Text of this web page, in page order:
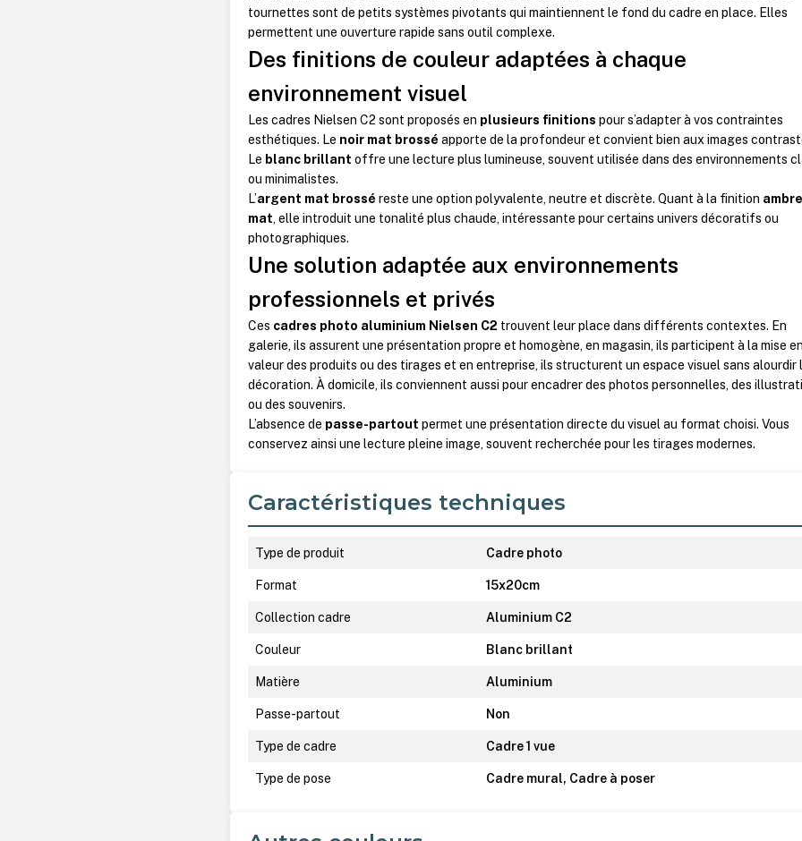
tournettes sont de petits systèmes pivotants qui maintiennent le fond du cadre en place. Elles
permettent une ouverture rapide sans outil complexe.
Des finitions de couleur adaptées à chaque
environnement visuel
Les cadres Nielsen C2 sont proposés en plusieurs finitions pour s’adapter à vos contraintes
esthétiques. Le noir mat brossé apporte de la profondeur et convient bien aux images
Le blanc brillant offre une lecture plus lumineuse, souvent utilisée dans des environnements
ou minimalistes.
L’argent mat brossé reste une option polyvalente, neutre et discrète. Quant à la finition ambre
mat, elle introduit une tonalité plus chaude, intéressante pour certains univers décoratifs ou
photographiques.
Une solution adaptée aux environnements
professionnels et privés
Ces cadres photo aluminium Nielsen C2 trouvent leur place dans différents contextes. En
galerie, ils assurent une présentation propre et homogène, en magasin, ils participent à la mise en
valeur des produits ou des tirages et en entreprise, ils structurent un espace visuel sans alourdir
décoration.À domicile, ils conviennent aussi pour encadrer des photos personnelles, des
ou des souvenirs.
L’absence de passe-partout permet une présentation directe du visuel au format choisi. Vous
conservez ainsi une lecture pleine image, souvent recherchée pour les tirages modernes.
Caractéristiques techniques
Type de produit Cadre photo
Format 15x20cm
Collection cadre Aluminium C2
Couleur Blanc brillant
Matière Aluminium
Passe-partout Non
Type de cadre Cadre 1 vue
Type de pose Cadre mural, Cadre à poser